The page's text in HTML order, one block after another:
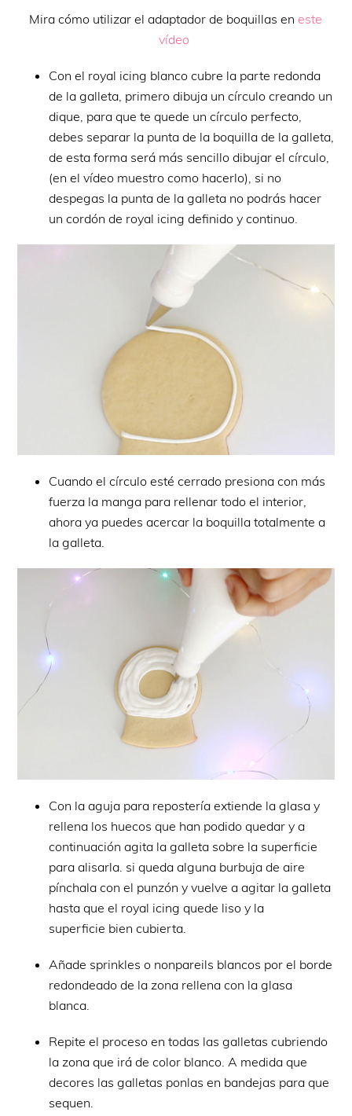
Mira cómo utilizar el adaptador de boquillas eneste
vídeo
Con el royal icing blanco cubre la parte redonda
de la galleta, primero dibuja un círculo creando un
dique, para que te quede un círculo perfecto,
debes separar la punta de la boquilla de la galleta,
de esta forma será más sencillo dibujar el círculo,
(en el vídeo muestro como hacerlo), si no
despegas la punta de la galleta no podrás hacer
un cordón de royal icing definido y continuo.
Cuando el círculo esté cerrado presiona con más
fuerza la manga para rellenar todo el interior,
ahora ya puedes acercar la boquilla totalmente a
la galleta.
Con la aguja para repostería extiende la glasa y
rellena los huecos que han podido quedar y a
continuación agita la galleta sobre la superficie
para alisarla. si queda alguna burbuja de aire
pínchala con el punzón y vuelve a agitar la galleta
hasta que el royal icing quede liso y la
superficie bien cubierta.
Añade sprinkles o nonpareils blancos por el borde
redondeado de la zona rellena con la glasa
blanca.
Repite el proceso en todas las galletas cubriendo
la zona que irá de color blanco. A medida que
decores las galletas ponlas en bandejas para que
sequen.